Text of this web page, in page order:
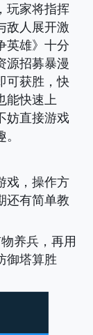
玩家将指挥
敌人展开激
英雄》十分
源招募暴漫
可获胜，快
能快速上
妨直接游戏
戏，操作方
还有简单教
养兵，再用
御塔算胜